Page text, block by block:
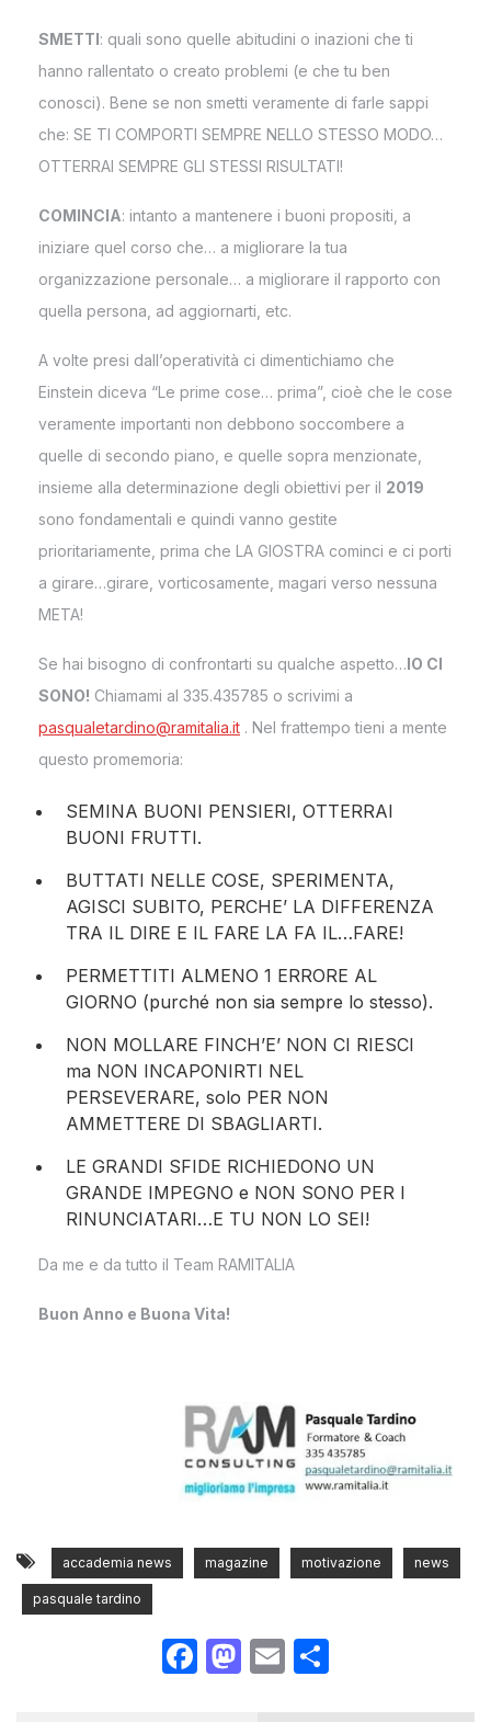
SMETTI: quali sono quelle abitudini o inazioni che ti
hanno rallentato o creato problemi (e che tu ben
conosci). Bene se non smetti veramente di farle sappi
che: SE TI COMPORTI SEMPRE NELLO STESSO MODO…
OTTERRAI SEMPRE GLI STESSI RISULTATI!
COMINCIA: intanto a mantenere i buoni propositi, a
iniziare quel corso che… a migliorare la tua
organizzazione personale… a migliorare il rapporto con
quella persona, ad aggiornarti, etc.
A volte presi dall’operatività ci dimentichiamo che
Einstein diceva “Le prime cose… prima”, cioè che le cose
veramente importanti non debbono soccombere a
quelle di secondo piano, e quelle sopra menzionate,
insieme alla determinazione degli obiettivi per il 2019
sono fondamentali e quindi vanno gestite
prioritariamente, prima che LA GIOSTRA cominci e ci porti
a girare…girare, vorticosamente, magari verso nessuna
META!
Se hai bisogno di confrontarti su qualche aspetto…IO CI
SONO! Chiamami al 335.435785 o scrivimi a
pasqualetardino@ramitalia.it . Nel frattempo tieni a mente
questo promemoria:
SEMINA BUONI PENSIERI, OTTERRAI
BUONI FRUTTI.
BUTTATI NELLE COSE, SPERIMENTA,
AGISCI SUBITO, PERCHE’ LA DIFFERENZA
TRA IL DIRE E IL FARE LA FA IL…FARE!
PERMETTITI ALMENO 1 ERRORE AL
GIORNO (purché non sia sempre lo stesso).
NON MOLLARE FINCH’E’ NON CI RIESCI
ma NON INCAPONIRTI NEL
PERSEVERARE, solo PER NON
AMMETTERE DI SBAGLIARTI.
LE GRANDI SFIDE RICHIEDONO UN
GRANDE IMPEGNO e NON SONO PER I
RINUNCIATARI…E TU NON LO SEI!
Da me e da tutto il Team RAMITALIA
Buon Anno e Buona Vita!
accademia news magazine motivazione news
pasquale tardino
Facebook
Mastodon
Email